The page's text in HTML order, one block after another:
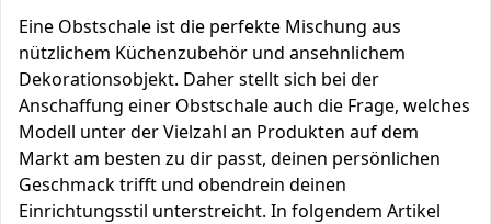
Eine Obstschale ist die perfekte Mischung aus
nützlichem Küchenzubehör und ansehnlichem
Dekorationsobjekt. Daher stellt sich bei der
Anschaffung einer Obstschale auch die Frage, welches
Modell unter der Vielzahl an Produkten auf dem
Markt am besten zu dir passt, deinen persönlichen
Geschmack trifft und obendrein deinen
Einrichtungsstil unterstreicht. In folgendem Artikel